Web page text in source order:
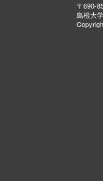
〒690-
島根大